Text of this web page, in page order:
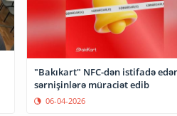
"Bakıkart" NFC-dən istifadə
sərnişinlərə müraciət edib
06-04-2026